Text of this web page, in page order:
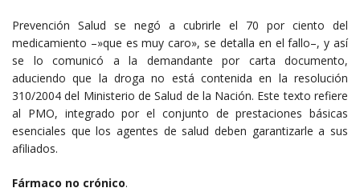
Prevención Salud se negó a cubrirle el 70 por ciento del
medicamiento –»que es muy caro», se detalla en el fallo–, y así
se lo comunicó a la demandante por carta documento,
aduciendo que la droga no está contenida en la resolución
310/2004 del Ministerio de Salud de la Nación. Este texto refiere
al PMO, integrado por el conjunto de prestaciones básicas
esenciales que los agentes de salud deben garantizarle a sus
afiliados.
Fármaco no crónico.